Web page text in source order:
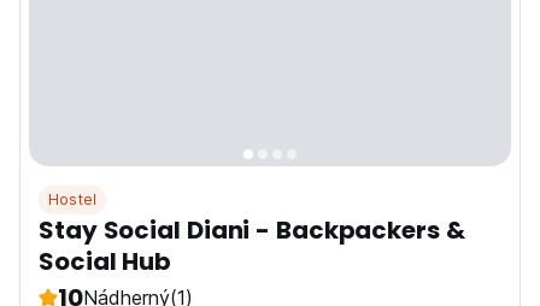
Hostel
Stay Social Diani - Backpackers &
Social Hub
10Nádherný(1)